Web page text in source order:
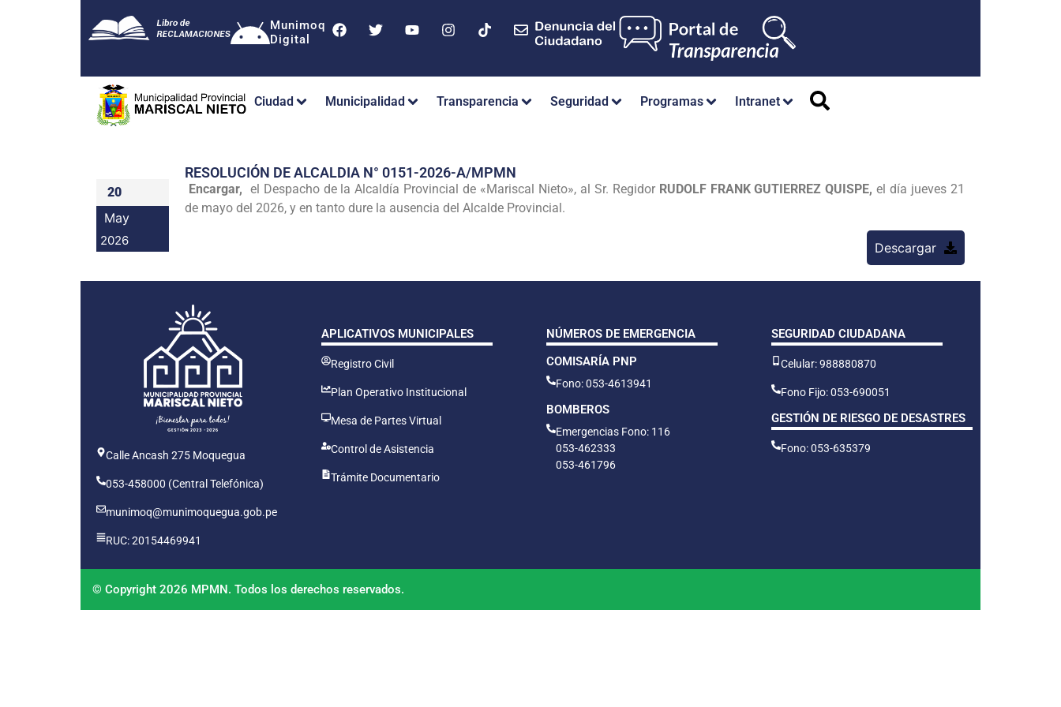
Munimoq
Digital
Ciudad Municipalidad Transparencia Seguridad Programas Intranet
20
May
2026
RESOLUCIÓN DE ALCALDIA N° 0151-2026-A/MPMN
Encargar, el Despacho de la Alcaldía Provincial de «Mariscal Nieto», al Sr. Regidor RUDOLF FRANK GUTIERREZ QUISPE, el día jueves 21
de mayo del 2026, y en tanto dure la ausencia del Alcalde Provincial.
Descargar
Calle Ancash 275 Moquegua
053-458000 (Central Telefónica)
munimoq@munimoquegua.gob.pe
RUC: 20154469941
APLICATIVOS MUNICIPALES
Registro Civil
Plan Operativo Institucional
Mesa de Partes Virtual
Control de Asistencia
Trámite Documentario
NÚMEROS DE EMERGENCIA
COMISARÍA PNP
Fono: 053-4613941
BOMBEROS
Emergencias Fono: 116
053-462333
053-461796
SEGURIDAD CIUDADANA
Celular: 988880870
Fono Fijo: 053-690051
GESTIÓN DE RIESGO DE DESASTRES
Fono: 053-635379
© Copyright 2026 MPMN. Todos los derechos reservados.